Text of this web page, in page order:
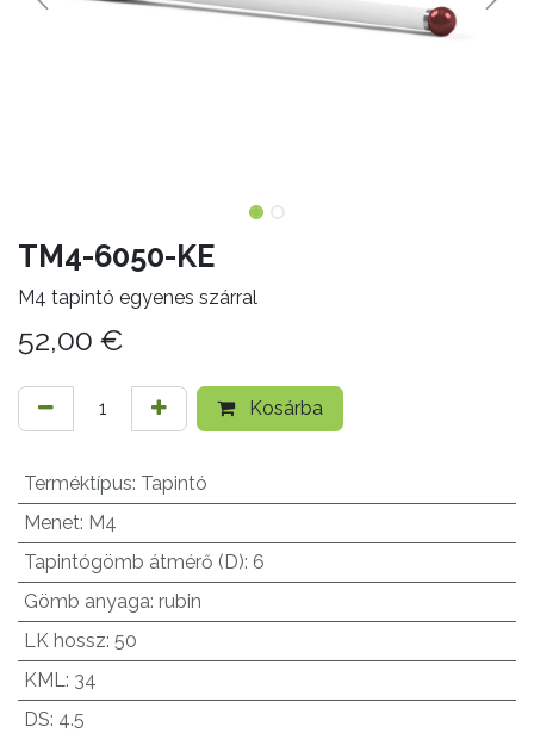
TM4-6050-KE
M4 tapintó egyenes szárral
52,00 €
Kosárba
Terméktípus: Tapintó
Menet: M4
Tapintógömb átmérő (D): 6
Gömb anyaga: rubin
LK hossz: 50
KML: 34
DS: 4.5